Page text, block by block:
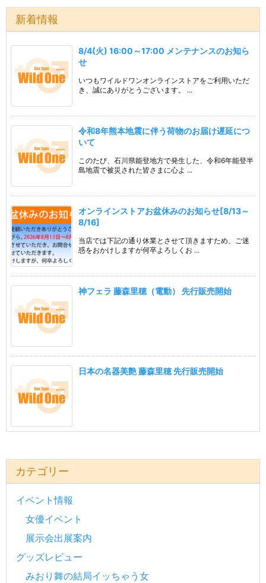
新着情報
8/4(火) 16:00～17:00 メンテナンスのお知ら
せ
いつもワイルドワンオンラインストアをご利用いただ
き、誠にありがとうございます。 ...
令和8年熊本地震に伴う荷物のお届け遅延につ
いて
このたび、石川県能登地方で発生した、令和6年能登半
島地震で被災された皆さまに心よ ...
オンラインストアお盆休みのお知らせ[8/13～
8/16]
当店では下記の通り休業とさせて頂きますため、ご迷
惑をおかけしますが何卒よろしくお ...
神フェラ 藤森里穂（電動） 先行販売開始
日本の名器美艶 藤森里穂 先行販売開始
カテゴリー
イベント情報
女優イベント
展示会出展案内
グッズレビュー
みおり舞の結局イッちゃう女